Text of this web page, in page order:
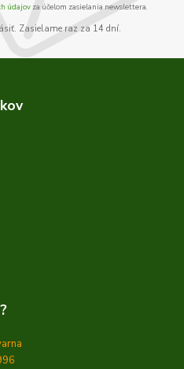
údajov za účelom zasielania newslettera.
Zasielame raz za 14 dní.